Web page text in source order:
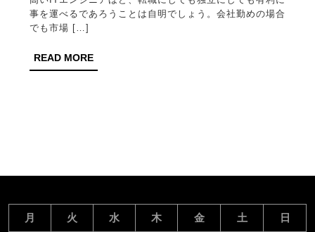
形
市
事を運べるであろうことは自明でしょう。会社勤めの場合
でも市場 […]
READ MOREREAD
MORE
月 火 水 木 金 土 日